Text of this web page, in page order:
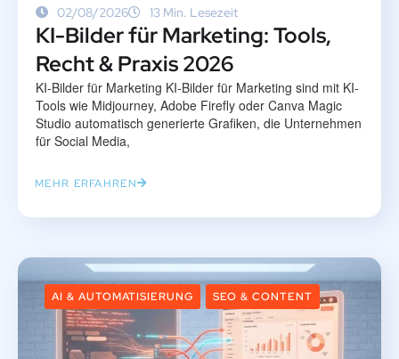
02/08/2026 13 Min. Lesezeit
KI-Bilder für Marketing: Tools,
Recht & Praxis 2026
KI-Bilder für Marketing KI-Bilder für Marketing sind mit KI-
Tools wie Midjourney, Adobe Firefly oder Canva Magic
Studio automatisch generierte Grafiken, die Unternehmen
für Social Media,
MEHR ERFAHREN
AI & AUTOMATISIERUNG SEO & CONTENT